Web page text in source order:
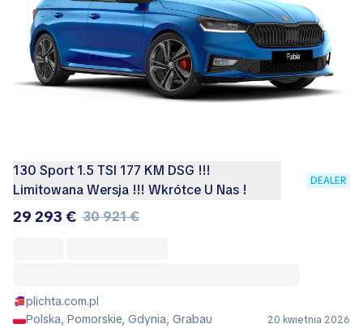
130 Sport 1.5 TSI 177 KM DSG !!!
Limitowana Wersja !!! Wkrótce U Nas !
DEALER
29 293 € 30 921 €
plichta.com.pl
Polska, Pomorskie, Gdynia, Grabau
20 kwietnia 2026